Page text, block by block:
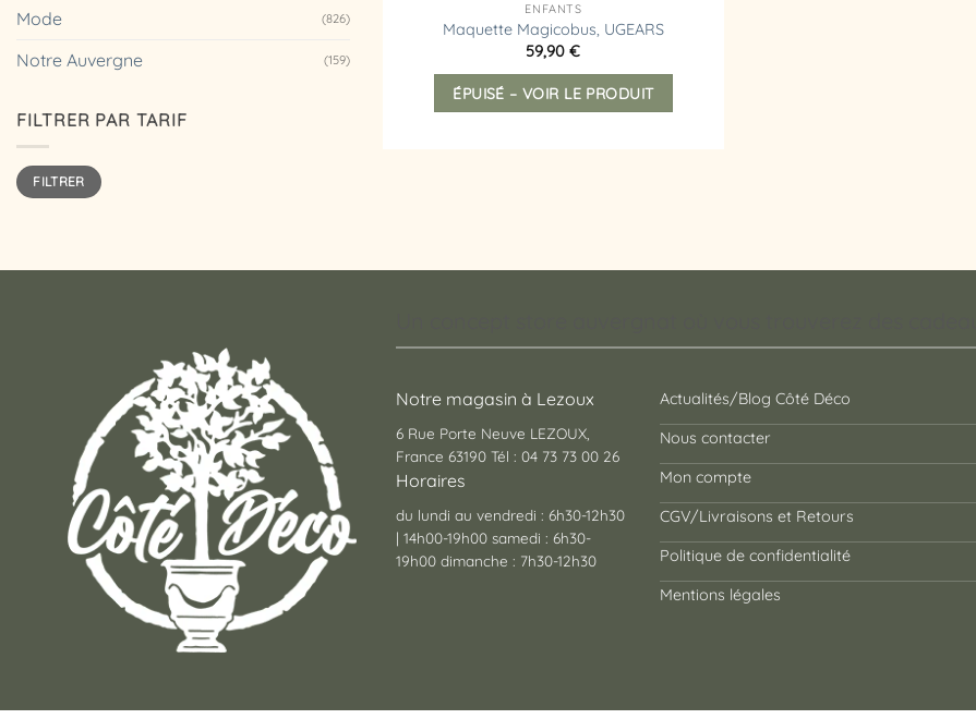
Mode (826)
Notre Auvergne (159)
FILTRER PAR TARIF
Prix
min
Prix
maxFILTRER
ENFANTS
Maquette Magicobus, UGEARS
59,90€
ÉPUISÉ – VOIR LE PRODUIT
Notre magasin à Lezoux
6 Rue Porte Neuve LEZOUX,
France 63190 Tél : 04 73 73 00 26
Horaires
du lundi au vendredi : 6h30-12h30
| 14h00-19h00 samedi : 6h30-
19h00 dimanche : 7h30-12h30
Actualités/Blog Côté Déco
Nous contacter
Mon compte
CGV/Livraisons et Retours
Politique de confidentialité
Mentions légales